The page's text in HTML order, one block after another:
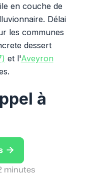
en couche de
Délai
les communes
dessert
et l'Aveyron
à

minutes